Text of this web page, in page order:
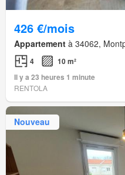
426 €/mois
Appartement à 34062,
4
10 m²
Il y a 23 heures 1 minute
RENTOLA
Nouveau